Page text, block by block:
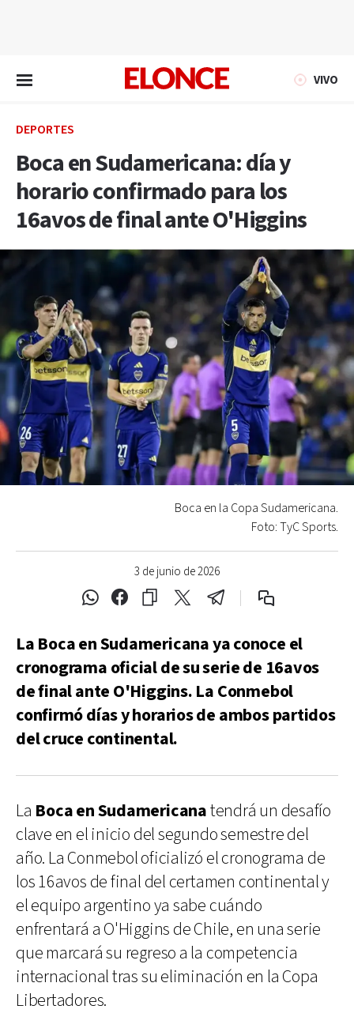
VIVO
DEPORTES
Boca en Sudamericana: día y
horario confirmado para los
16avos de final ante O'Higgins
3 de junio de 2026
Boca en la Copa Sudamericana.
Foto: TyC Sports.
La Boca en Sudamericana ya conoce el
cronograma oficial de su serie de 16avos
de final ante O'Higgins. La Conmebol
confirmó días y horarios de ambos partidos
del cruce continental.
La Boca en Sudamericanatendrá un desafío
clave en el inicio del segundo semestre del
año. La Conmebol oficializó el cronograma de
los 16avos de final del certamen continental y
el equipo argentino ya sabe cuándo
enfrentará a O'Higgins de Chile, en una serie
que marcará su regreso a la competencia
internacional tras su eliminación en la Copa
Libertadores.